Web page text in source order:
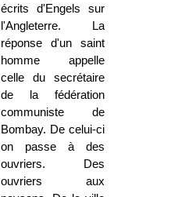
écrits d'Engels sur
l'Angleterre. La
réponse d'un saint
homme appelle
celle du secrétaire
de la fédération
communiste de
Bombay. De celui-ci
on passe à des
ouvriers. Des
ouvriers aux